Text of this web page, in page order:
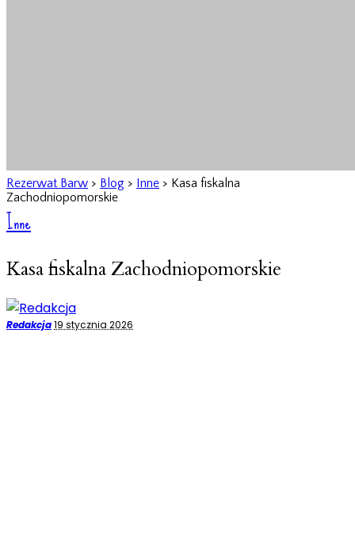
Rezerwat Barw > Blog > Inne > Kasa fiskalna
Zachodniopomorskie
Inne
Kasa fiskalna Zachodniopomorskie
Posted
Redakcja19 stycznia 2026